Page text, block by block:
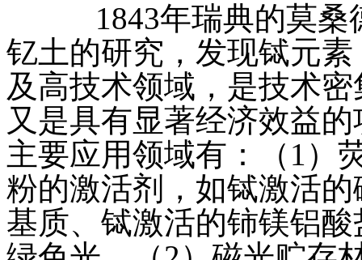
1843年瑞典的莫桑
钇土的研究，发现铽元
及高技术领域，是技术
又是具有显著经济效益
主要应用领域有：（1）
粉的激活剂，如铽激活
基质、铽激活的铈镁铝